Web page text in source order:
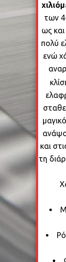
των
ως και
πολύ
ενώ
και
τη